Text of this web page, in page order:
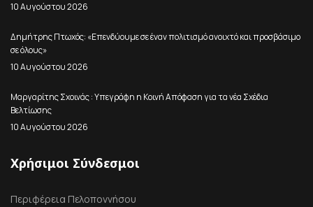
10 Αυγούστου 2026
Δημήτρης Πτωχός: «Επενδύουμε σε έναν πολιτισμό ανοιχτό και προσβάσιμο
σε όλους»
10 Αυγούστου 2026
Μαργαρίτης Σχοινάς : Υπεγράφη η Κοινή Απόφαση για τα νέα Σχέδια
Βελτίωσης
10 Αυγούστου 2026
Χρήσιμοι Σύνδεσμοι
Περιφέρεια Πελοποννήσου